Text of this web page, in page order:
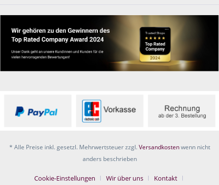
* Alle Preise inkl. gesetzl. Mehrwertsteuer zzgl.Versandkostenwenn nicht
anders beschrieben
Cookie-Einstellungen Wir über uns
Kontakt